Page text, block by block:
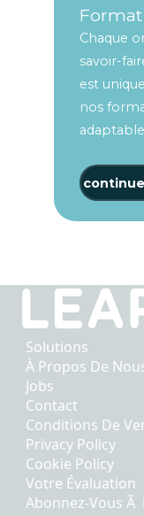
Chaque
savoir-
est
nos
Solutions
À Propos De
Jobs
Contact
Conditions De
Privacy Policy
Cookie Policy
Votre Évaluation
Abonnez-Vous